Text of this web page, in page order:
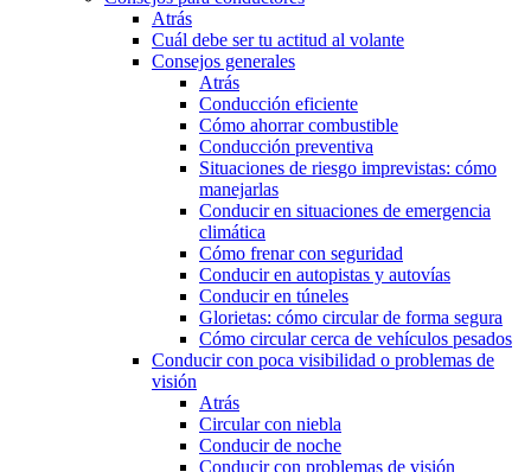
Atrás
Cuál debe ser tu actitud al volante
Consejos generales
Atrás
Conducción eficiente
Cómo ahorrar combustible
Conducción preventiva
Situaciones de riesgo imprevistas: cómo
manejarlas
Conducir en situaciones de emergencia
climática
Cómo frenar con seguridad
Conducir en autopistas y autovías
Conducir en túneles
Glorietas: cómo circular de forma segura
Cómo circular cerca de vehículos pesados
Conducir con poca visibilidad o problemas de
visión
Atrás
Circular con niebla
Conducir de noche
Conducir con problemas de visión